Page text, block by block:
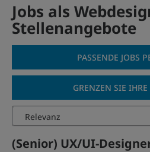
Jobs als
Stellenangebote
PASSENDE JOBS
GRENZEN SIE
(Senior) UX/UI-